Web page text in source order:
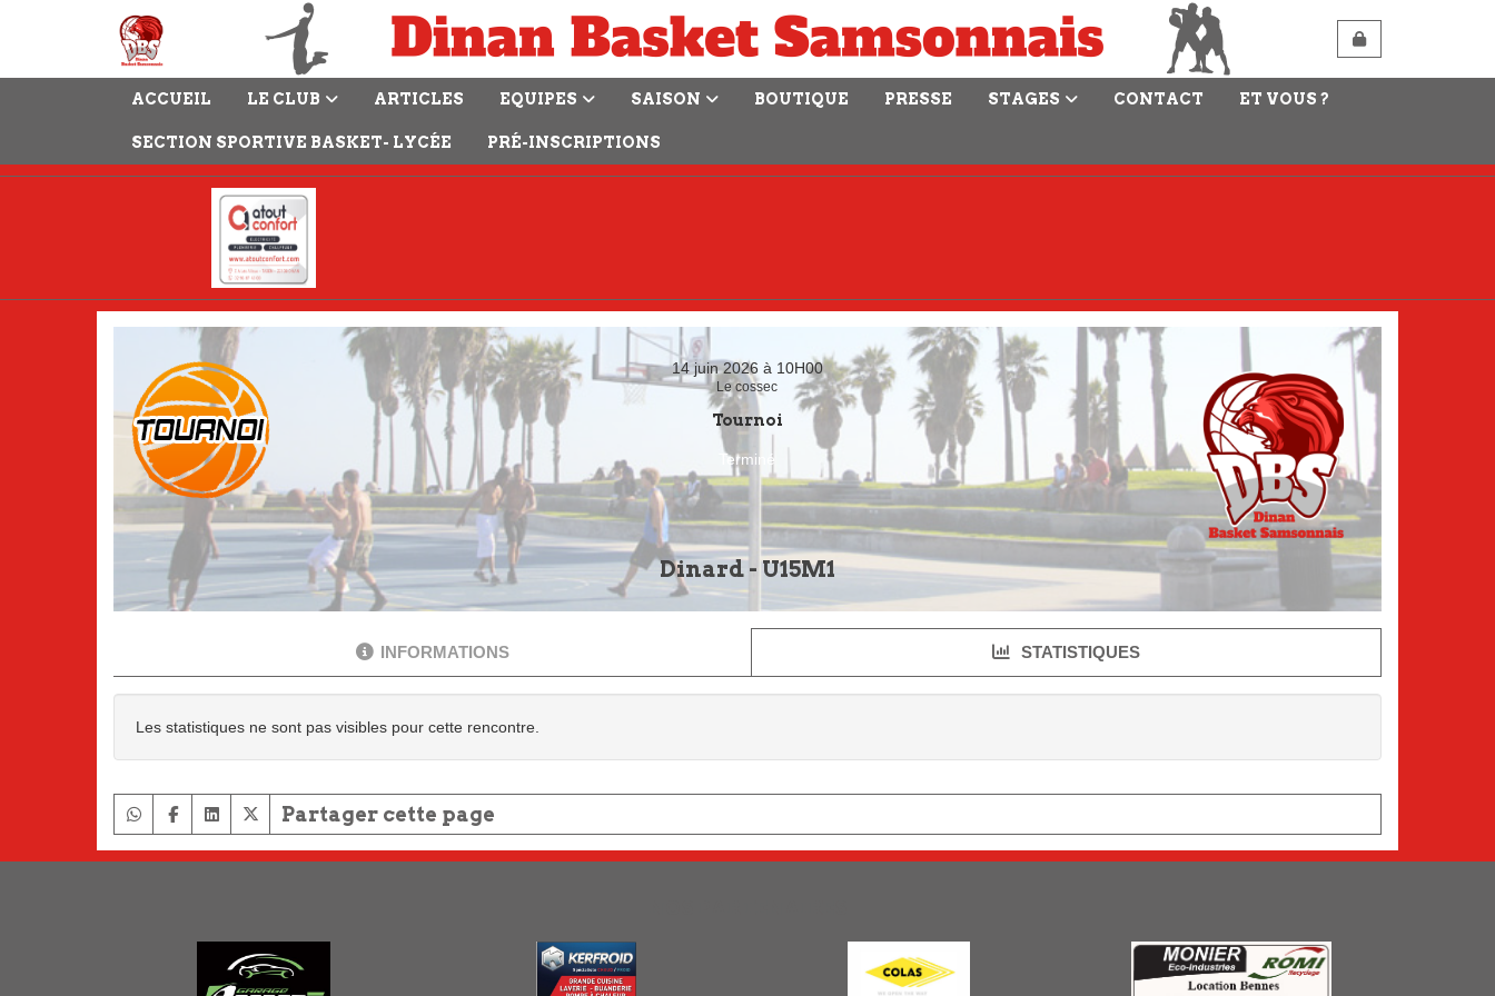
ACCUEIL LE CLUB ARTICLES EQUIPES SAISON BOUTIQUE PRESSE STAGES CONTACT ET VOUS ?
SECTION SPORTIVE BASKET- LYCÉE PRÉ-INSCRIPTIONS
14 juin 2026 à 10H00
Le cossec
Tournoi
Terminé
Dinard - U15M1
INFORMATIONS STATISTIQUES
Les statistiques ne sont pas visibles pour cette rencontre.
Partager cette page
Panneau de gestion des cookies